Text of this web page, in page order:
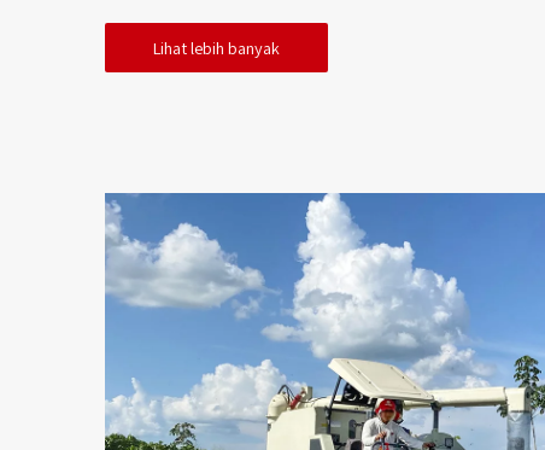
Lihat lebih banyak